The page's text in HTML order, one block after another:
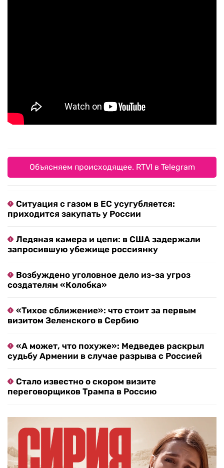
Объясняем происходящее. RTVI в Telegram
Ситуация с газом в ЕС усугубляется:
приходится закупать у России
Ледяная камера и цепи: в США задержали
запросившую убежище россиянку
Возбуждено уголовное дело из-за угроз
создателям «Колобка»
«Тихое сближение»: что стоит за первым
визитом Зеленского в Сербию
«А может, что похуже»: Медведев раскрыл
судьбу Армении в случае разрыва с Россией
Стало известно о скором визите
переговорщиков Трампа в Россию